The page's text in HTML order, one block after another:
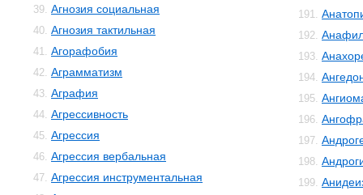
39. Агнозия социальная
40. Агнозия тактильная
41. Агорафобия
42. Аграмматизм
43. Аграфия
44. Агрессивность
45. Агрессия
46. Агрессия вербальная
47. Агрессия инструментальная
191.
192.
193.
194.
195.
196.
197.
198.
199.